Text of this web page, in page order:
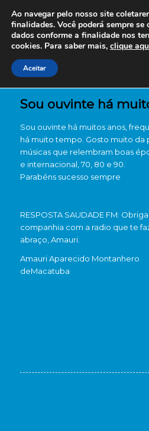
Sou ouvinte há
Sou ouvinte há muitos anos,
há muito tempo. Gosto muito da
músicas que relembram boas
e internacional, 70, 80 e 90.
Parabéns sucesso sempre
RESPOSTA SAUDADE FM:
companhia com a radio que te
abraço, Amauri.
Amauri Aparecido Montanhero
deMacatuba
Ao navegar pelo nosso site
finalidades. Você poderá sempre
dados conforme a finalidade nos
cookies. Para saber mais, clique
Aceitar